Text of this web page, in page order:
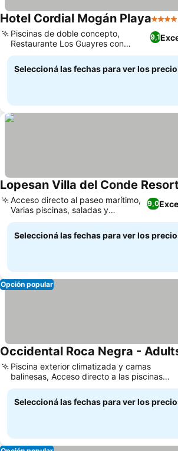
Hotel Cordial Mogán Playa4
9,1
Piscinas de doble concepto,
Restaurante Los Guayres con
estrella Michelin
Seleccioná las fechas para ver los
Lopesan Villa del Conde
9,0
Acceso directo al paseo marítimo,
Varias piscinas, saladas y
climatizadas
Seleccioná las fechas para ver los
Opción popular
Occidental Roca Negra -
Piscina exterior climatizada y camas
balinesas, Acceso directo a las piscinas
naturales de Las Salinas
Seleccioná las fechas para ver los